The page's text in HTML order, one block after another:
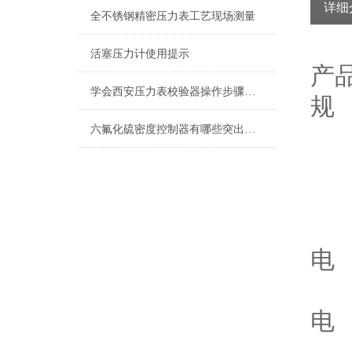
全不锈钢精密压力表工艺现场测量
活塞压力计使用提示
学会西安压力表校验器操作步骤，再也不用担心了
六氟化硫密度控制器有哪些突出的特点难以拒绝
详细
产
规
电
电